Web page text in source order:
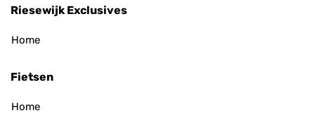
Riesewijk Exclusives
Home
Fietsen
Home